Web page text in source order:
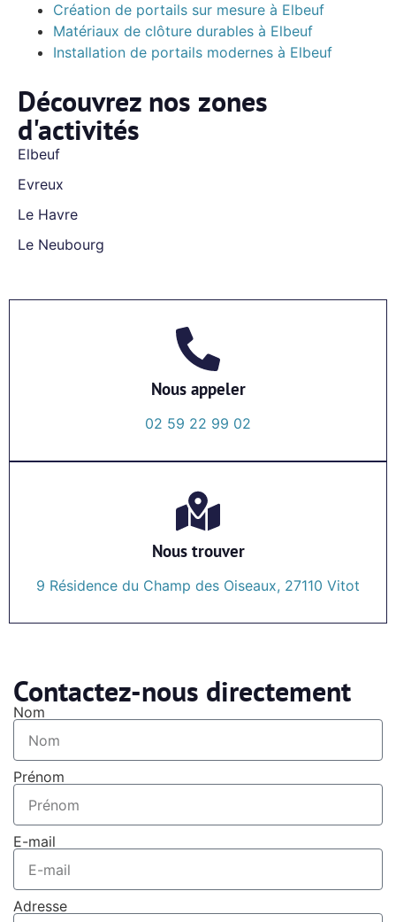
Création de portails sur mesure à Elbeuf
Matériaux de clôture durables à Elbeuf
Installation de portails modernes à Elbeuf
Découvrez nos zones
d'activités
Elbeuf
Evreux
Le Havre
Le Neubourg
Nous appeler
02 59 22 99 02
Nous trouver
9 Résidence du Champ des Oiseaux, 27110 Vitot
Contactez-nous directement
Nom
Prénom
E-mail
Adresse